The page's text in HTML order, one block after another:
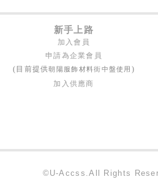
新手上路
加入會員
申請為企業會員
(目前提供朝陽服飾材料街中盤使用 )
加入供應商
©U-Accss.All Rights